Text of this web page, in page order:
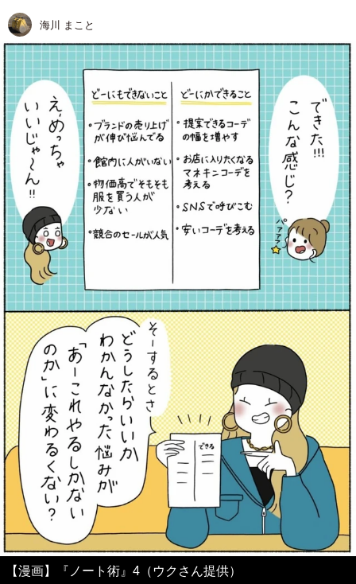
海川 まこと
【漫画】『ノート術』4（ウクさん提供）